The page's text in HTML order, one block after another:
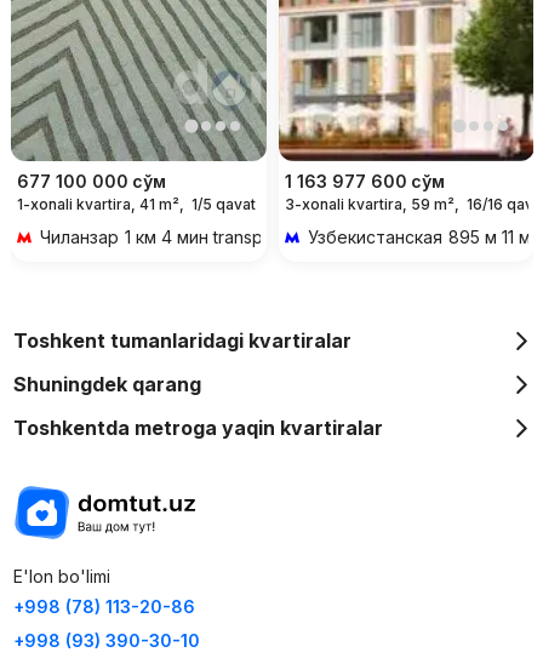
677 100 000 сўм
1-xonali kvartira, 41 m², 1/5 qavat
Чиланзар 1 км 4 мин transportda
1 163 977 600 сўм
3-xonali kvartira, 59 m², 16/16
Узбекистанская 895 м 11
Toshkent tumanlaridagi kvartiralar
Shuningdek qarang
Toshkentda metroga yaqin kvartiralar
E'lon bo'limi
+998 (78) 113-20-86
+998 (93) 390-30-10